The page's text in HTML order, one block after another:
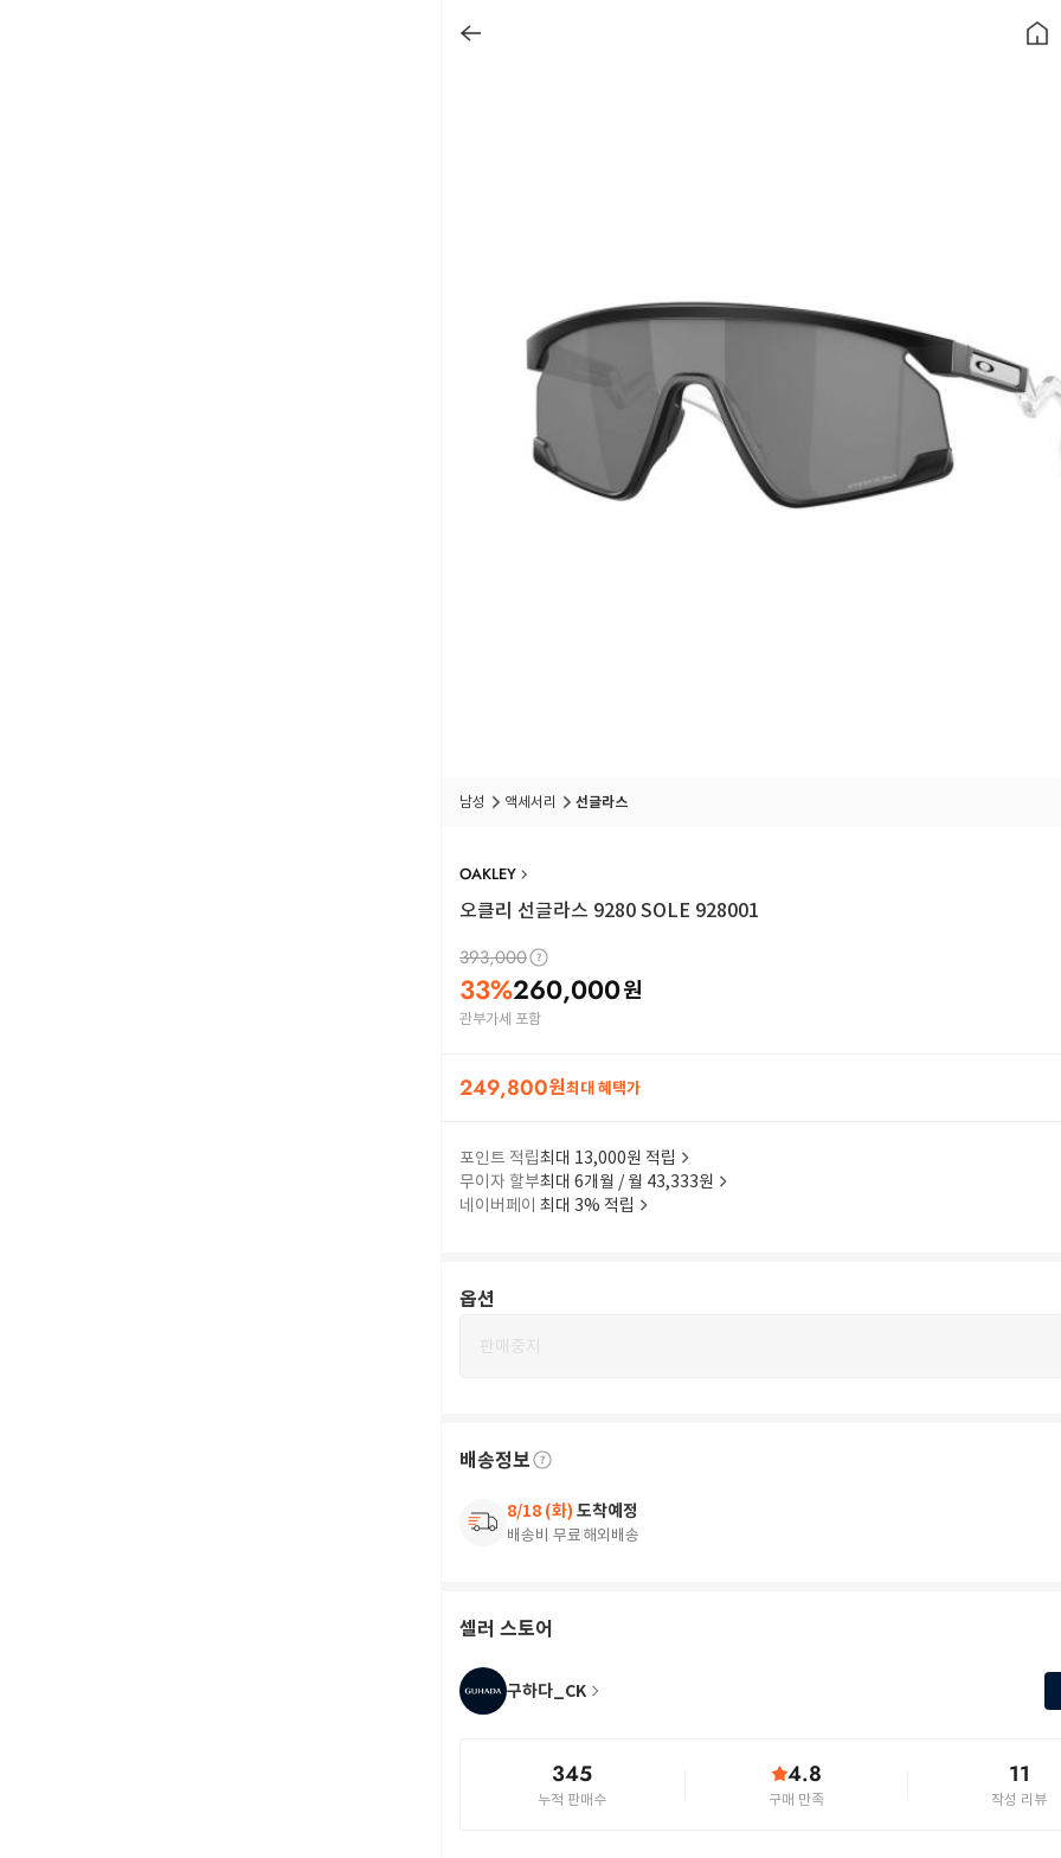
남성 액세서리 선글라스
OAKLEY
오클리 선글라스 9280 SOLE 928001
393,000
33%260,000원
관부가세 포함
249,800원최대 혜택가
포인트 적립최대 13,000원 적립
무이자 할부최대 6개월 / 월 43,333원
네이버페이 최대 3% 적립
옵션
판매중지
배송정보
8/18 (화) 도착예정
배송비 무료해외배송
셀러 스토어
구하다_CK
345
누적 판매수
4.8
구매 만족
11
작성 리뷰